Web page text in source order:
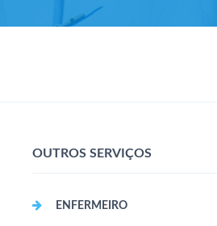
OUTROS SERVIÇOS
ENFERMEIRO